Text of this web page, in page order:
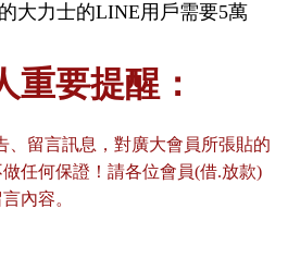
大力士的LINE用戶需要5萬
重要提醒：
、留言訊息，對廣大會員所張貼的
任何保證！請各位會員(借.放款)
內容。